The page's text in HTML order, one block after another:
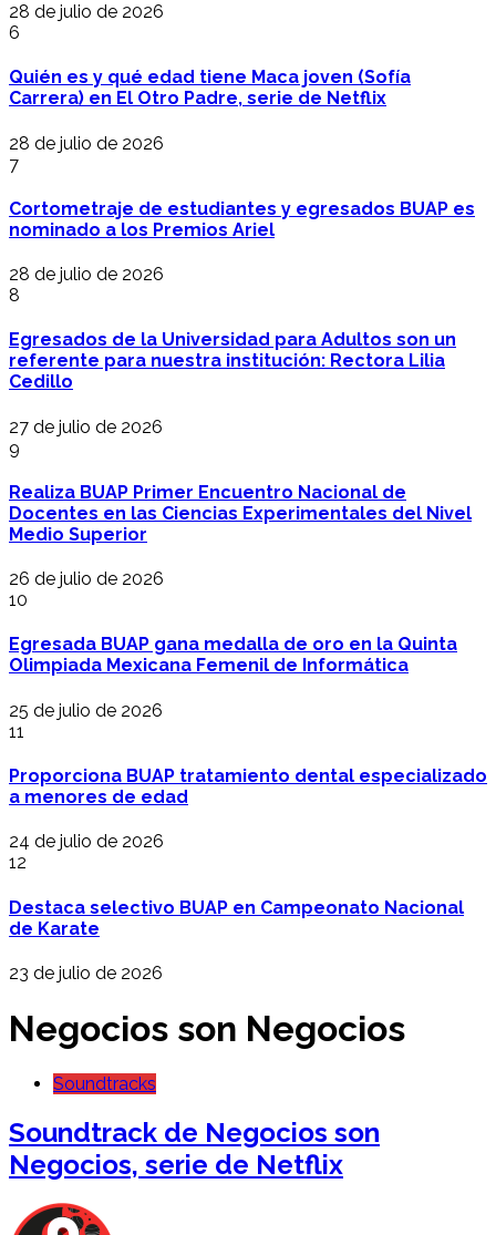
28 de julio de 2026
6
Quién es y qué edad tiene Maca joven (Sofía
Carrera) en El Otro Padre, serie de Netflix
28 de julio de 2026
7
Cortometraje de estudiantes y egresados BUAP es
nominado a los Premios Ariel
28 de julio de 2026
8
Egresados de la Universidad para Adultos son un
referente para nuestra institución: Rectora Lilia
Cedillo
27 de julio de 2026
9
Realiza BUAP Primer Encuentro Nacional de
Docentes en las Ciencias Experimentales del Nivel
Medio Superior
26 de julio de 2026
10
Egresada BUAP gana medalla de oro en la Quinta
Olimpiada Mexicana Femenil de Informática
25 de julio de 2026
11
Proporciona BUAP tratamiento dental especializado
a menores de edad
24 de julio de 2026
12
Destaca selectivo BUAP en Campeonato Nacional
de Karate
23 de julio de 2026
Negocios son Negocios
Soundtracks
Soundtrack de Negocios son
Negocios, serie de Netflix